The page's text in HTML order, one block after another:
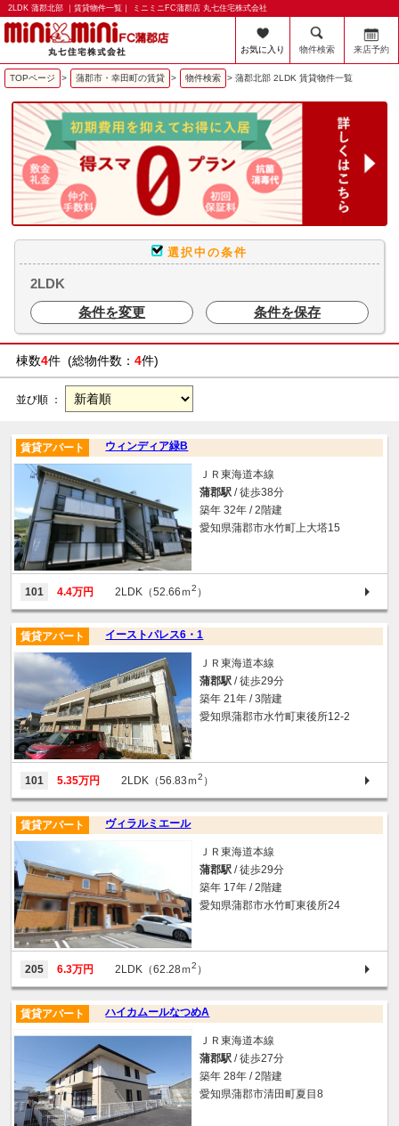
2LDK 蒲郡北部 ｜賃貸物件一覧｜ ミニミニFC蒲郡店 丸七住宅株式会社
お気に入り 物件検索 来店予約
TOPページ > 蒲郡市・幸田町の賃貸 > 物件検索 > 蒲郡北部 2LDK 賃貸物件一覧
選択中の条件
2LDK
条件を変更
条件を保存
棟数4件 (総物件数： 4件)
並び順 ：
ウィンディア緑B
賃貸アパート
ＪＲ東海道本線
蒲郡駅 / 徒歩38分
築年 32年 / 2階建
愛知県蒲郡市水竹町上大塔15
101 4.4万円 2LDK（52.66ｍ2 ）
イーストパレス6・1
賃貸アパート
ＪＲ東海道本線
蒲郡駅 / 徒歩29分
築年 21年 / 3階建
愛知県蒲郡市水竹町東後所12-2
101 5.35万円 2LDK（56.83ｍ2 ）
ヴィラルミエール
賃貸アパート
ＪＲ東海道本線
蒲郡駅 / 徒歩29分
築年 17年 / 2階建
愛知県蒲郡市水竹町東後所24
205 6.3万円 2LDK（62.28ｍ2 ）
ハイカムールなつめA
賃貸アパート
ＪＲ東海道本線
蒲郡駅 / 徒歩27分
築年 28年 / 2階建
愛知県蒲郡市清田町夏目8